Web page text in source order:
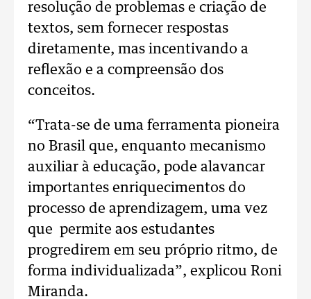
resolução de problemas e criação de
textos, sem fornecer respostas
diretamente, mas incentivando a
reflexão e a compreensão dos
conceitos.
“Trata-se de uma ferramenta pioneira
no Brasil que, enquanto mecanismo
auxiliar à educação, pode alavancar
importantes enriquecimentos do
processo de aprendizagem, uma vez
que permite aos estudantes
progredirem em seu próprio ritmo, de
forma individualizada”, explicou Roni
Miranda.